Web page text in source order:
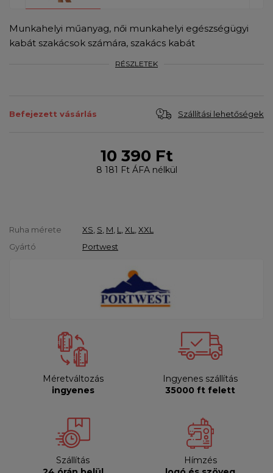
Munkahelyi műanyag, női munkahelyi egészségügyi
kabát szakácsok számára, szakács kabát
RÉSZLETEK
Befejezett vásárlás Szállítási lehetőségek
10 390 Ft
8 181 FtÁFA nélkül
Ruha mérete XS S M L XL
XXL
Gyártó
Portwest
Méretváltozás
ingyenes
Ingyenes szállítás
35000 ft felett
Szállítás
Hímzés